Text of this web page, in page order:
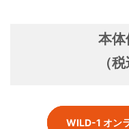
本
（
WILD-1 オン